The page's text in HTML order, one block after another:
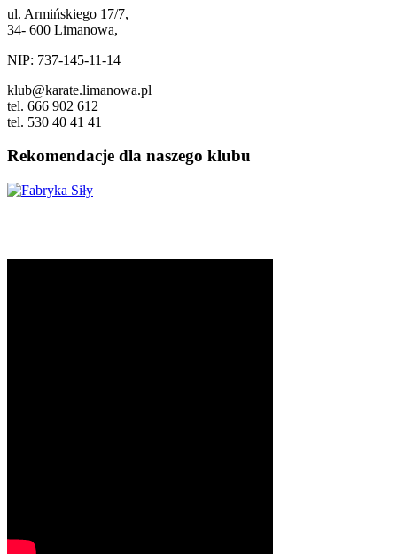
ul. Armińskiego 17/7,
34- 600 Limanowa,
NIP: 737-145-11-14
klub@karate.limanowa.pl
tel. 666 902 612
tel. 530 40 41 41
Rekomendacje dla naszego klubu